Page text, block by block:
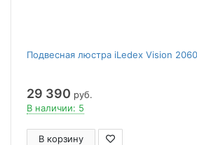
Подвесная люстра iLedex Vision
29 390 руб.
В наличии: 5
В корзину